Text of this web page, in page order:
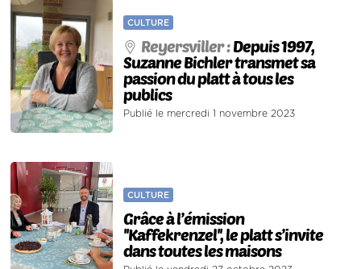
CULTURE
Reyersviller :Depuis 1997,
Suzanne Bichler transmet sa
passion du platt à tous les
publics
Publié le mercredi 1 novembre 2023
CULTURE
Grâce à l’émission
''Kaffekrenzel'', le platt s’invite
dans toutes les maisons